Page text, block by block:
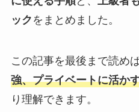
ック をまとめました。
この記事を最後まで読めば
強、プライベートに活か
り理解できます。